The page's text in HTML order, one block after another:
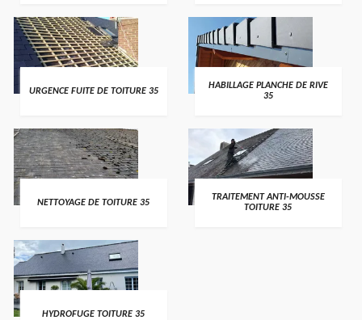
URGENCE FUITE DE TOITURE 35
HABILLAGE PLANCHE DE RIVE
35
NETTOYAGE DE TOITURE 35
TRAITEMENT ANTI-MOUSSE
TOITURE 35
HYDROFUGE TOITURE 35